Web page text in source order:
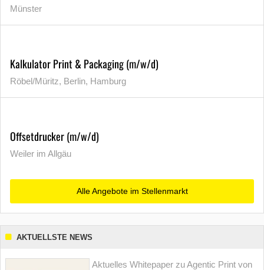
Münster
Kalkulator Print & Packaging (m/w/d)
Röbel/Müritz, Berlin, Hamburg
Offsetdrucker (m/w/d)
Weiler im Allgäu
Alle Angebote im Stellenmarkt
AKTUELLSTE NEWS
Aktuelles Whitepaper zu Agentic Print von